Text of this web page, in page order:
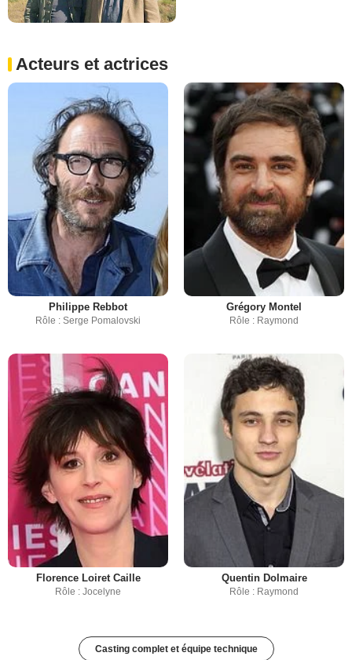
Acteurs et actrices
Philippe Rebbot
Rôle : Serge Pomalovski
Grégory Montel
Rôle : Raymond
Florence Loiret Caille
Rôle : Jocelyne
Quentin Dolmaire
Rôle : Raymond
Casting complet et équipe technique